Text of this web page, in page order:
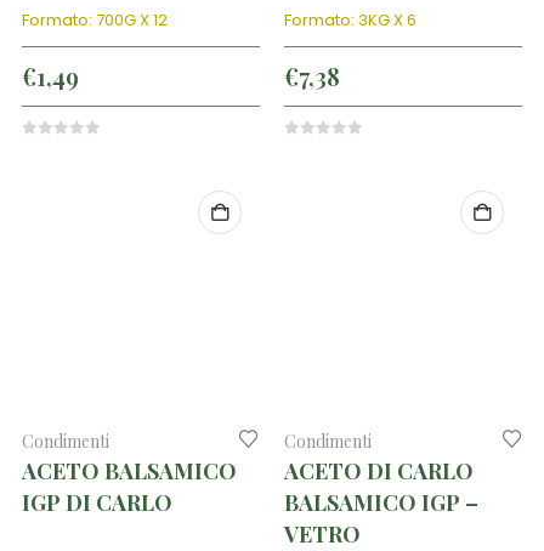
Formato: 700G X 12
€1,49
Formato: 3KG X 6
€7,38
Condimenti
ACETO BALSAMICO
IGP DI CARLO
Condimenti
ACETO DI CARLO
BALSAMICO IGP –
VETRO